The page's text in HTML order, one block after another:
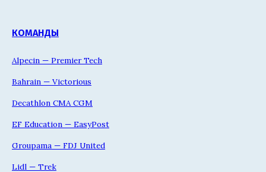
КОМАНДЫ
Alpecin — Premier Tech
Bahrain — Victorious
Decathlon CMA CGM
EF Education — EasyPost
Groupama — FDJ United
Lidl — Trek